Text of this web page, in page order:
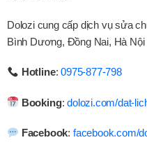
Dolozi cung cấp dịch vụ sửa
Bình Dương, Đồng Nai, Hà
Hotline:0975-877-798
Booking:dolozi.com/dat-
Facebook: facebook.com/